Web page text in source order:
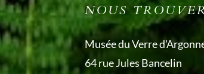
NOUS
Musée du Verre
64 rue Jules Bancelin